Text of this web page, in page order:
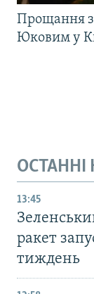
Прощання з
Юковим у
13:45
ракет
тиждень